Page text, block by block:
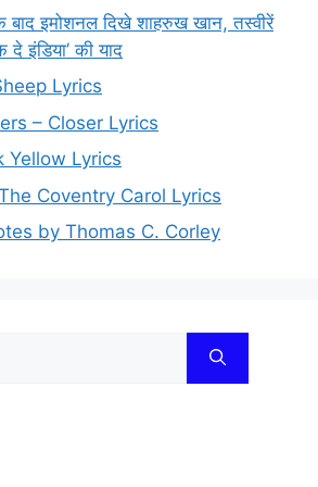
इमोशनल दिखे शाहरुख खान, तस्वीरें
इंडिया’ की याद
Lyrics
– Closer Lyrics
Yellow Lyrics
Coventry Carol Lyrics
by Thomas C. Corley